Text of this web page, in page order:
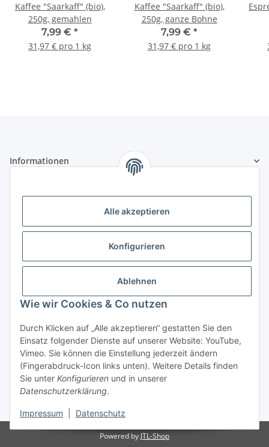
Alle akzeptieren
Konfigurieren
Ablehnen
Wie wir Cookies & Co nutzen
Durch Klicken auf „Alle akzeptieren“ gestatten Sie den
Einsatz folgender Dienste auf unserer Website: YouTube,
Vimeo. Sie können die Einstellung jederzeit ändern
(Fingerabdruck-Icon links unten). Weitere Details finden
Sie unter Konfigurieren und in unserer
Datenschutzerklärung.
Impressum Datenschutz
Kaffee "Saarkaff" (bio),
250g, gemahlen
7,99 € *
31,97 € pro 1 kg
Kaffee "Saarkaff" (bio),
250g, ganze Bohne
7,99 € *
31,97 € pro 1 kg
Informationen
Gesetzliche Informationen
Zertifikate und Mitgliedschaften
Vertrag widerrufen
* Alle Preise inkl. gesetzlicher USt., zzgl.
Powered by JTL-Shop